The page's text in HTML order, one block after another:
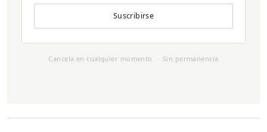
Suscribirse
Cancela en cualquier momento · Sin permanencia